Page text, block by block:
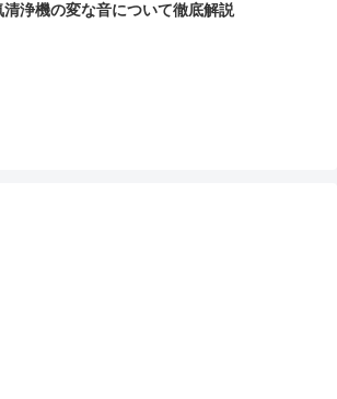
清浄機の変な音について徹底解説